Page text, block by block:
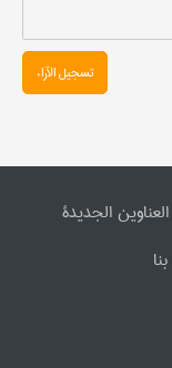
تسجیل الآراء
العناوین الجدیدة